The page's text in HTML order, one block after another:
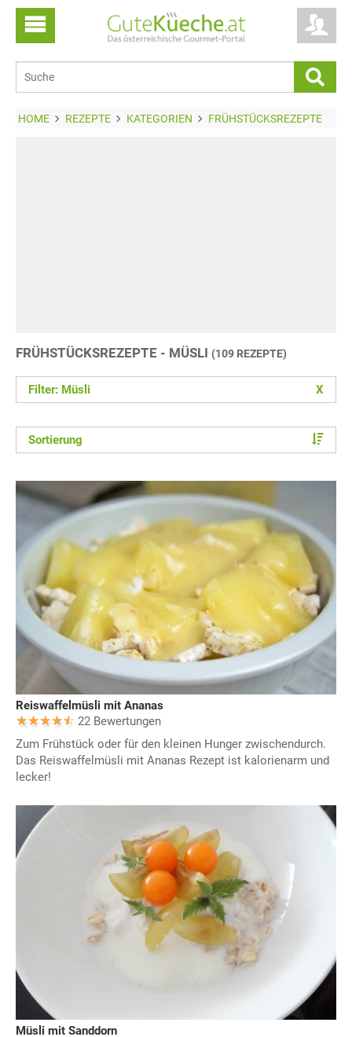
HOME REZEPTE KATEGORIEN FRÜHSTÜCKSREZEPTE
FRÜHSTÜCKSREZEPTE - MÜSLI (109 REZEPTE)
Filter: Müsli X
Sortierung
Reiswaffelmüsli mit Ananas
22 Bewertungen
Zum Frühstück oder für den kleinen Hunger zwischendurch.
Das Reiswaffelmüsli mit Ananas Rezept ist kalorienarm und
lecker!
Müsli mit Sanddorn